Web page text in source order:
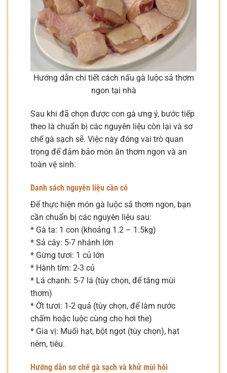
Hướng dẫn chi tiết cách nấu gà luộc sả thơm
ngon tại nhà
Sau khi đã chọn được con gà ưng ý, bước tiếp
theo là chuẩn bị các nguyên liệu còn lại và sơ
chế gà sạch sẽ. Việc này đóng vai trò quan
trọng để đảm bảo món ăn thơm ngon và an
toàn vệ sinh.
Danh sách nguyên liệu cần có
Để thực hiện món gà luộc sả thơm ngon, bạn
cần chuẩn bị các nguyên liệu sau:
* Gà ta: 1 con (khoảng 1.2 – 1.5kg)
* Sả cây: 5-7 nhánh lớn
* Gừng tươi: 1 củ lớn
* Hành tím: 2-3 củ
* Lá chanh: 5-7 lá (tùy chọn, để tăng mùi
thơm)
* Ớt tươi: 1-2 quả (tùy chọn, để làm nước
chấm hoặc luộc cùng cho hơi the)
* Gia vị: Muối hạt, bột ngọt (tùy chọn), hạt
nêm, tiêu.
Hướng dẫn sơ chế gà sạch và khử mùi hôi